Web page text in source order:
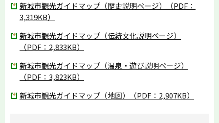
新城市観光ガイドマップ（歴史説明ページ）（PDF：
3,319KB）
新城市観光ガイドマップ（伝統文化説明ページ）
（PDF：2,833KB）
新城市観光ガイドマップ（温泉・遊び説明ページ）
（PDF：3,823KB）
新城市観光ガイドマップ（地図）（PDF：2,907KB）